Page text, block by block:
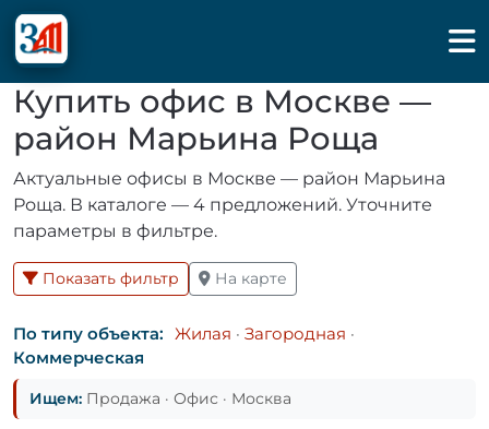
Купить офис в Москве —
район Марьина Роща
Актуальные офисы в Москве — район Марьина
Роща. В каталоге — 4 предложений. Уточните
параметры в фильтре.
Показать фильтр На карте
По типу объекта: Жилая · Загородная ·
Коммерческая
Ищем: Продажа · Офис · Москва